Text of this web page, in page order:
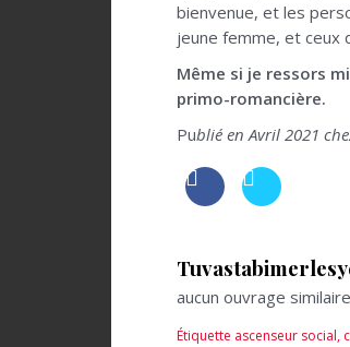
bienvenue, et les
jeune femme, et ceux
Même si je ressors
primo-romancière.
Publié en Avril 2021
aucun ouvrage similaire
Étiquette ascenseur social,